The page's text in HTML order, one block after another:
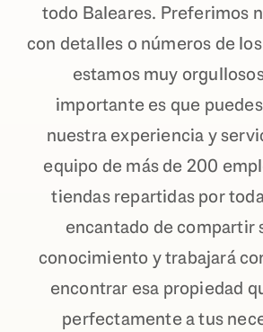
todo Baleares. Preferimos
con detalles o números de
estamos muy
importante es que
nuestra experiencia y
equipo de más de 200
tiendas repartidas por
encantado de compartir
conocimiento y trabajará
encontrar esa propiedad
perfectamente a tus